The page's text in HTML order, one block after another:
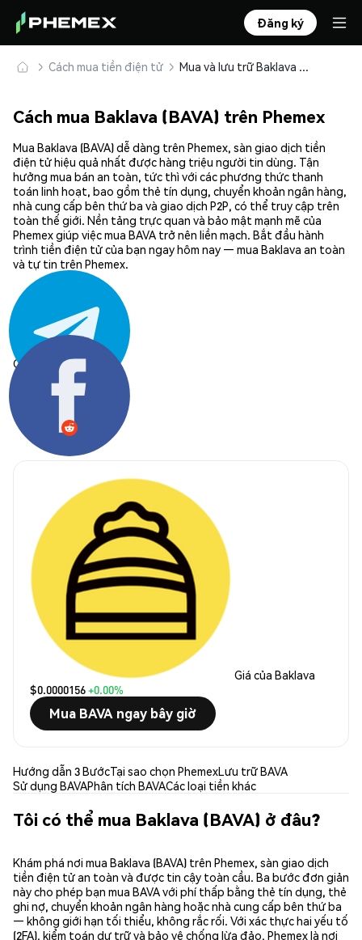
Đăng ký
Cách mua tiền điện tử Mua và lưu trữ Baklava (BAVA) an toàn
Cách mua Baklava (BAVA) trên Phemex
Mua Baklava (BAVA) dễ dàng trên Phemex, sàn giao dịch tiền
điện tử hiệu quả nhất được hàng triệu người tin dùng. Tận
hưởng mua bán an toàn, tức thì với các phương thức thanh
toán linh hoạt, bao gồm thẻ tín dụng, chuyển khoản ngân hàng,
nhà cung cấp bên thứ ba và giao dịch P2P, có thể truy cập trên
toàn thế giới. Nền tảng trực quan và bảo mật mạnh mẽ của
Phemex giúp việc mua BAVA trở nên liền mạch. Bắt đầu hành
trình tiền điện tử của bạn ngay hôm nay — mua Baklava an toàn
và tự tin trên Phemex.
Chia sẻ:
Giá của Baklava
$0.0000156+0.00%
Mua BAVA ngay bây giờ
Hướng dẫn 3 BướcTại sao chọn PhemexLưu trữ BAVA
Sử dụng BAVAPhân tích BAVACác loại tiền khác
Tôi có thể mua Baklava (BAVA) ở đâu?
Khám phá nơi mua Baklava (BAVA) trên Phemex, sàn giao dịch
tiền điện tử an toàn và được tin cậy toàn cầu. Ba bước đơn giản
này cho phép bạn mua BAVA với phí thấp bằng thẻ tín dụng, thẻ
ghi nợ, chuyển khoản ngân hàng hoặc nhà cung cấp bên thứ ba
— không giới hạn tối thiểu, không rắc rối. Với xác thực hai yếu tố
(2FA), kiểm toán dự trữ và bảo vệ chống lừa đảo, Phemex là nơi